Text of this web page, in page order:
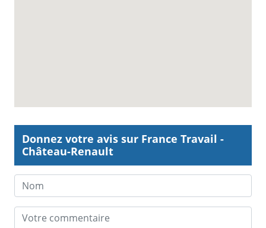
Donnez votre avis sur France Travail -
Château-Renault